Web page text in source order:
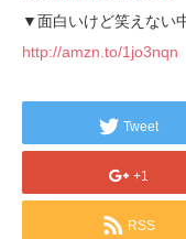
▼面白いけど笑えない
http://amzn.to/1jo3nqn
Tweet
+1
RSS